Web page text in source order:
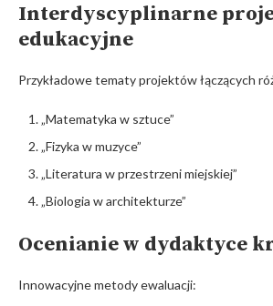
Interdyscyplinarne
edukacyjne
Przykładowe tematy projektów łączących
„Matematyka w sztuce”
„Fizyka w muzyce”
„Literatura w przestrzeni miejskiej”
„Biologia w architekturze”
Ocenianie w dydaktyce
Innowacyjne metody ewaluacji: